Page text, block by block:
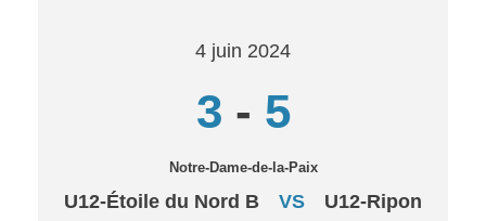
4 juin 2024
3 - 5
Notre-Dame-de-la-Paix
U12-Étoile du Nord B VS U12-Ripon